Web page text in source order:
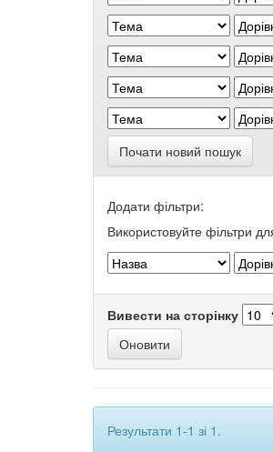
Почати новий пошук
Додати фільтри:
Використовуйте фільтри
Вивести на сторінку
Результати 1-1 зі 1.